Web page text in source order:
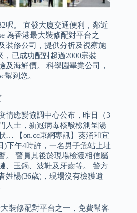
呎。 宜發大廈交通便利，鄰近
為香港最大裝修配對平台之
裝修公司，提供分析及視察施
，已成功配對超過2000宗裝
及海鮮價。 科學園畢業公司，
幫到您。
情應變協調中心公布，昨日（3
人士，新冠病毒核酸檢測呈陽
… 【on.cc東網專訊】葵涌和宜
)下午4時許，一名男子危站上址
。 警員其後於現場檢獲相信屬
、玉鐲、波鞋及牙齒等。 警方
姓楊(36歲)，現場沒有檢獲遺
大裝修配對平台之一，免費幫客